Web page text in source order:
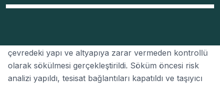
çevredeki yapı ve altyapıya zarar vermeden kontrollü
olarak sökülmesi gerçekleştirildi. Söküm öncesi risk
analizi yapıldı, tesisat bağlantıları kapatıldı ve taşıyıcı